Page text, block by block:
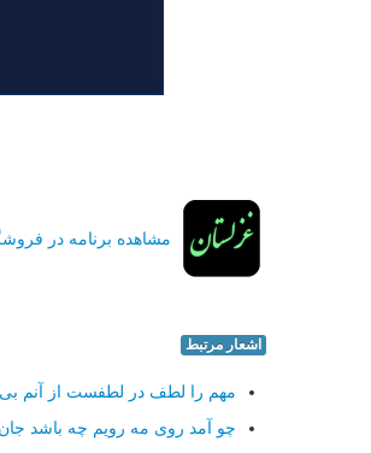
مشاهده برنامه در
اشعار مرتبط
مهم را لطف در لطفست از آنم
چو آمد روی مه رویم چه باشد